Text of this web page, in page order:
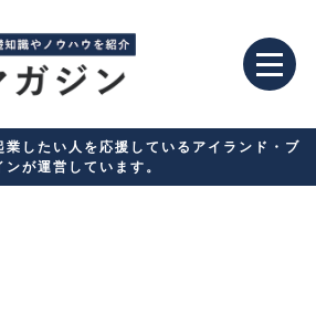
したい人を応援しているアイランド・ブ
ンが運営しています。